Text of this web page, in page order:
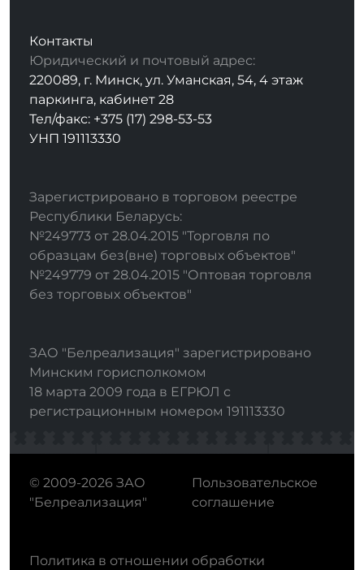
Контакты
Юридический и почтовый адрес:
220089, г. Минск, ул. Уманская, 54, 4 этаж
паркинга, кабинет 28
Тел/факс: +375 (17) 298-53-53
УНП 191113330
Зарегистрировано в торговом реестре
Республики Беларусь:
№249773 от 28.04.2015 "Торговля по
образцам без(вне) торговых объектов"
№249779 от 28.04.2015 "Оптовая торговля
без торговых объектов"
ЗАО "Белреализация" зарегистрировано
Минским горисполкомом
18 марта 2009 года в ЕГРЮЛ с
регистрационным номером 191113330
© 2009-2026 ЗАО
"Белреализация"
Пользовательское
соглашение
Политика в отношении обработки